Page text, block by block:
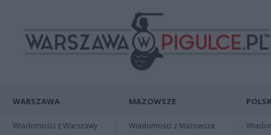
WARSZAWA
Wiadomości z Warszawy
MAZOWSZE
Wiadomości z Mazowsza